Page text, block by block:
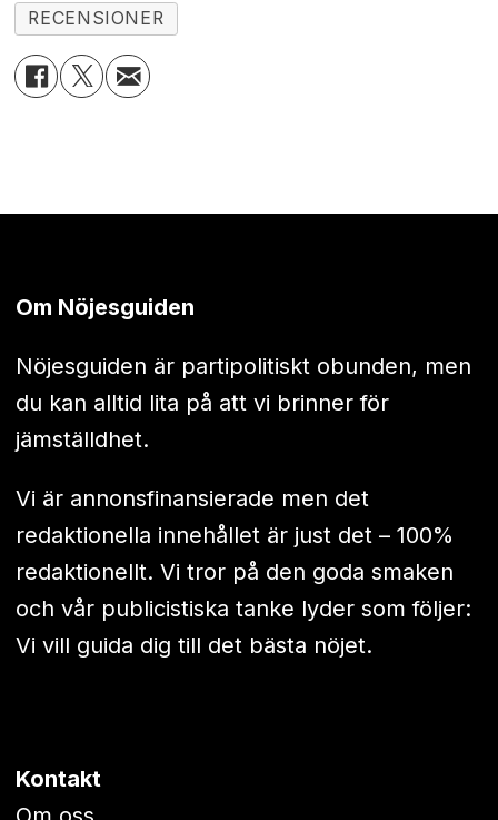
RECENSIONER
Om Nöjesguiden
Nöjesguiden är partipolitiskt obunden, men
du kan alltid lita på att vi brinner för
jämställdhet.
Vi är annonsfinansierade men det
redaktionella innehållet är just det – 100%
redaktionellt. Vi tror på den goda smaken
och vår publicistiska tanke lyder som följer:
Vi vill guida dig till det bästa nöjet.
Kontakt